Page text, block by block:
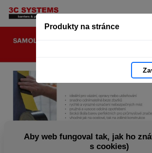
Produkty na stránce
Aby web fungoval tak, jak ho
s cookies)